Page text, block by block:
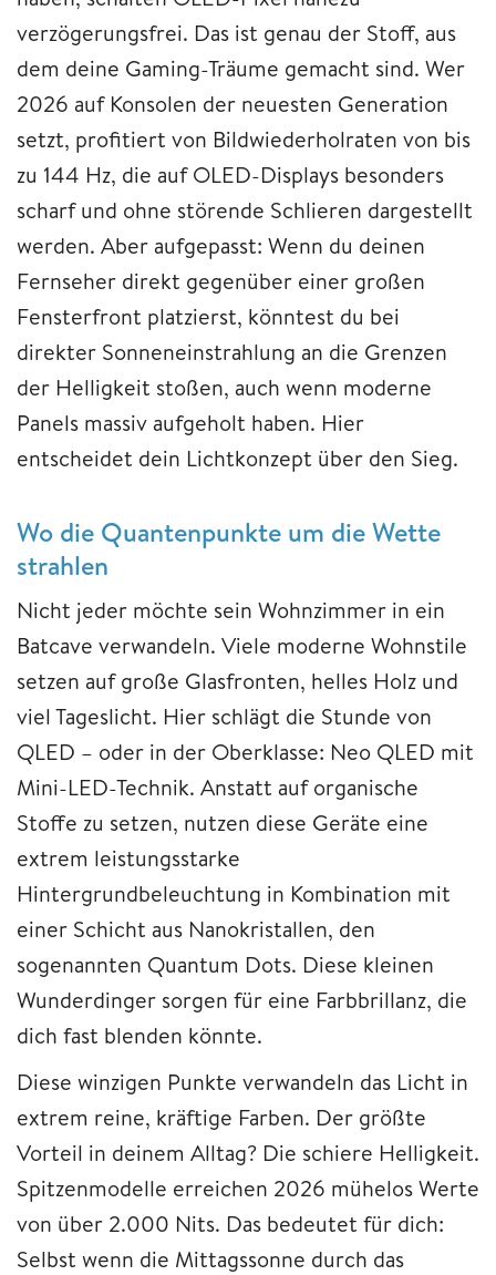
verzögerungsfrei. Das ist genau der Stoff, aus
dem deine Gaming-Träume gemacht sind. Wer
2026 auf Konsolen der neuesten Generation
setzt, profitiert von Bildwiederholraten von bis
zu 144 Hz, die auf OLED-Displays besonders
scharf und ohne störende Schlieren dargestellt
werden. Aber aufgepasst: Wenn du deinen
Fernseher direkt gegenüber einer großen
Fensterfront platzierst, könntest du bei
direkter Sonneneinstrahlung an die Grenzen
der Helligkeit stoßen, auch wenn moderne
Panels massiv aufgeholt haben. Hier
entscheidet dein Lichtkonzept über den Sieg.
Wo die Quantenpunkte um die Wette
strahlen
Nicht jeder möchte sein Wohnzimmer in ein
Batcave verwandeln. Viele moderne Wohnstile
setzen auf große Glasfronten, helles Holz und
viel Tageslicht. Hier schlägt die Stunde von
QLED – oder in der Oberklasse: Neo QLED mit
Mini-LED-Technik. Anstatt auf organische
Stoffe zu setzen, nutzen diese Geräte eine
extrem leistungsstarke
Hintergrundbeleuchtung in Kombination mit
einer Schicht aus Nanokristallen, den
sogenannten Quantum Dots. Diese kleinen
Wunderdinger sorgen für eine Farbbrillanz, die
dich fast blenden könnte.
Diese winzigen Punkte verwandeln das Licht in
extrem reine, kräftige Farben. Der größte
Vorteil in deinem Alltag? Die schiere Helligkeit.
Spitzenmodelle erreichen 2026 mühelos Werte
von über 2.000 Nits. Das bedeutet für dich:
Selbst wenn die Mittagssonne durch das